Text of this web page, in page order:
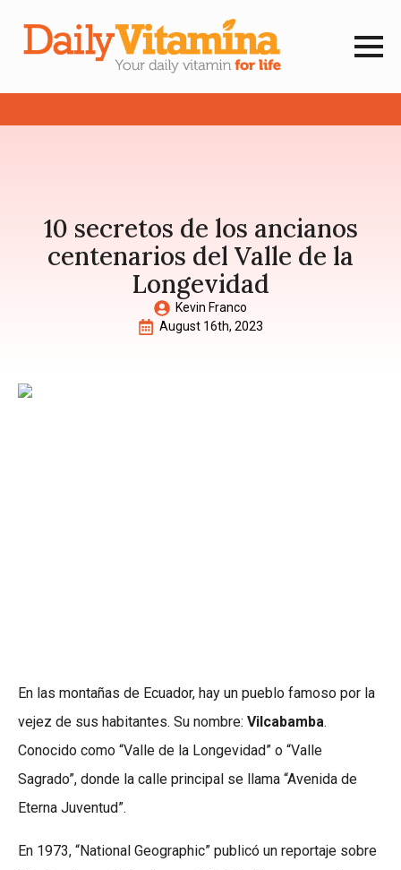
10 secretos de los ancianos
centenarios del Valle de la
Longevidad
Kevin Franco
August 16th, 2023
En las montañas de Ecuador, hay un pueblo famoso por la
vejez de sus habitantes. Su nombre: Vilcabamba.
Conocido como “Valle de la Longevidad” o “Valle
Sagrado”, donde la calle principal se llama “Avenida de
Eterna Juventud”.
En 1973, “National Geographic” publicó un reportaje sobre